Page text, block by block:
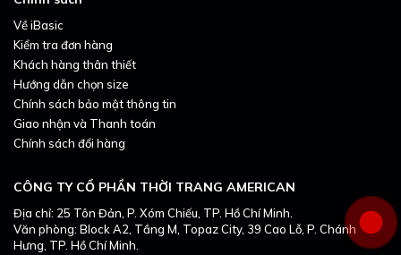
CÔNG TY CỔ PHẦN THỜI TRANG AMERICAN
Địa chỉ: 25 Tôn Đản, P. Xóm Chiếu, TP. Hồ Chí Minh.
Văn phòng: Block A2, Tầng M, Topaz City, 39 Cao Lỗ, P. Chánh
Hưng, TP. Hồ Chí Minh.
Về iBasic
Kiểm tra đơn hàng
Khách hàng thân thiết
Hướng dẫn chọn size
Chính sách bảo mật thông tin
Giao nhận và Thanh toán
Chính sách đổi hàng